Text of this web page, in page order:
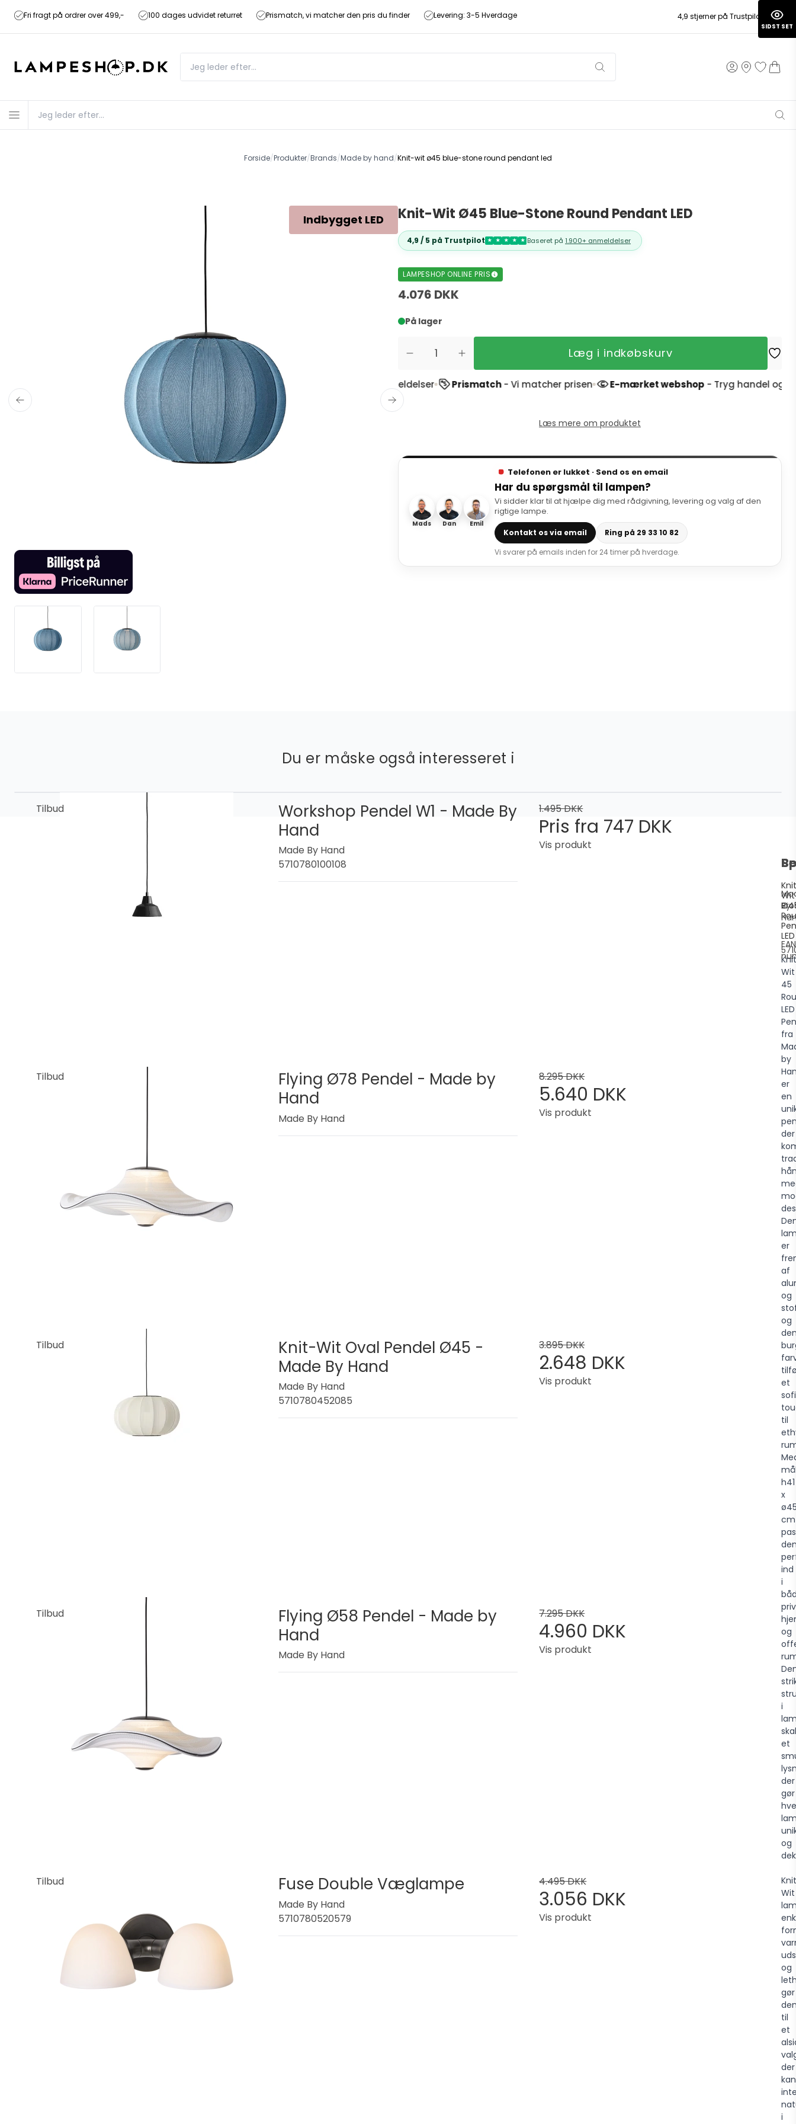
Fri fragt på ordrer over 499,- 100 dages udvidet returret Prismatch, vi matcher den pris du finder Levering: 3-5 Hverdage 4,9 stjerner på Trustpilot
Forside/Produkter/Brands/Made by hand/Knit-wit ø45 blue-stone round pendant led
Indbygget LED Knit-Wit Ø45 Blue-Stone Round Pendant LED
4,9 / 5 på Trustpilot ★ ★ ★ ★ ★ Baseret på 1.900+ anmeldelser
LAMPESHOP ONLINE PRIS
4.076 DKK
På lager
Læg i indkøbskurv
4,9 stjerner på Trustpilot ud af 1900+ anmeldelser Prismatch- Vi matcher prisen E-mærket webshop- Tryg handel og 4,9
Læs mere om produktet
Mads Dan Emil
Telefonen er lukket · Send os en email
Har du spørgsmål til lampen?
Vi sidder klar til at hjælpe dig med rådgivning, levering og valg af den
rigtige lampe.
Kontakt os via email
Ring på 29 33 10 82
Vi svarer på emails inden for 24 timer på hverdage.
Du er måske også interesseret i
Tilbud
Workshop Pendel W1 - Made By
Hand
Made By Hand
5710780100108
1.495 DKK
Pris fra 747 DKK
Vis produkt
Tilbud
Flying Ø78 Pendel - Made by
Hand
Made By Hand
8.295 DKK
5.640 DKK
Vis produkt
Tilbud
Knit-Wit Oval Pendel Ø45 -
Made By Hand
Made By Hand
5710780452085
3.895 DKK
2.648 DKK
Vis produkt
Tilbud
Flying Ø58 Pendel - Made by
Hand
Made By Hand
7.295 DKK
4.960 DKK
Vis produkt
Tilbud Fuse Double Væglampe
Made By Hand
5710780520579
4.495 DKK
3.056 DKK
Vis produkt
Wit
LED
Wit
45
LED
fra
by
er
en
der
er
af
og
og
et
til
h41
x
cm
ind
i
og
i
et
der
gør
og
Wit
og
gør
til
et
der
kan
i
By
SIDST SET